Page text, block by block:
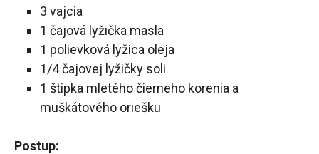
3 vajcia
1 čajová lyžička masla
1 polievková lyžica oleja
1/4 čajovej lyžičky soli
1 štipka mletého čierneho korenia a
muškátového oriešku
Postup: